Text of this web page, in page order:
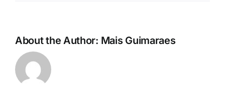
About the Author: Mais Guimaraes